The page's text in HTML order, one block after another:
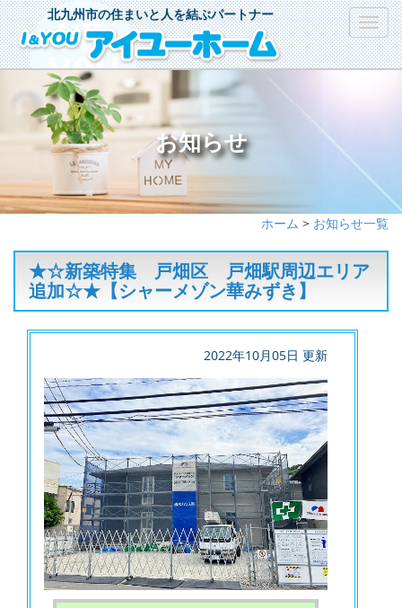
北九州市の住まいと人を結ぶパートナー
お知らせ
ホーム > お知らせ一覧
★☆新築特集 戸畑区 戸畑駅周辺エリア
追加☆★【シャーメゾン華みずき】
2022年10月05日 更新